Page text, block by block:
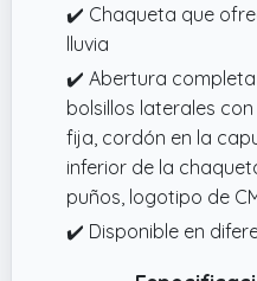
✔️ Chaqueta que
lluvia
✔️ Abertura
bolsillos laterales
fija, cordón en la
inferior de la
puños, logotipo de
✔️ Disponible en